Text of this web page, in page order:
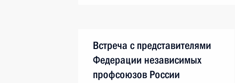
Встреча с представителями
Федерации независимых
профсоюзов России